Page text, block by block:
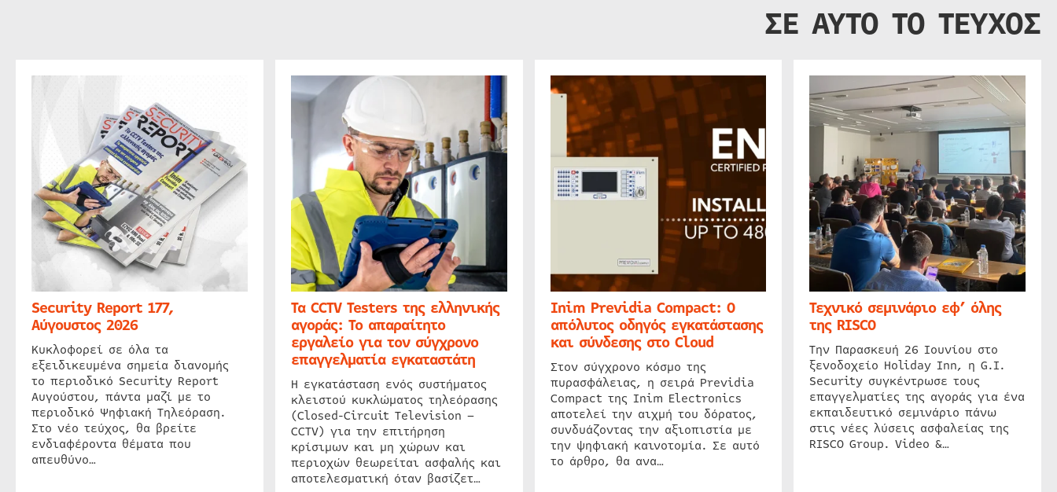
ΣΕ ΑΥΤΟ ΤΟ ΤΕΥΧΟΣ
Security Report 177,
Αύγουστος 2026
Κυκλοφορεί σε όλα τα
εξειδικευμένα σημεία διανομής
το περιοδικό Security Report
Αυγούστου, πάντα μαζί με το
περιοδικό Ψηφιακή Τηλεόραση.
Στο νέο τεύχος, θα βρείτε
ενδιαφέροντα θέματα που
απευθύνο…
Τα CCTV Testers της ελληνικής
αγοράς: Το απαραίτητο
εργαλείο για τον σύγχρονο
επαγγελματία εγκαταστάτη
Η εγκατάσταση ενός συστήματος
κλειστού κυκλώματος τηλεόρασης
(Closed-Circuit Television –
CCTV) για την επιτήρηση
κρίσιμων και μη χώρων και
περιοχών θεωρείται ασφαλής και
αποτελεσματική όταν βασίζετ…
Inim Previdia Compact: Ο
απόλυτος οδηγός εγκατάστασης
και σύνδεσης στο Cloud
Στον σύγχρονο κόσμο της
πυρασφάλειας, η σειρά Previdia
Compact της Inim Electronics
αποτελεί την αιχμή του δόρατος,
συνδυάζοντας την αξιοπιστία με
την ψηφιακή καινοτομία. Σε αυτό
το άρθρο, θα ανα…
Τεχνικό σεμινάριο εφ’ όλης
της RISCO
Την Παρασκευή 26 Ιουνίου στο
ξενοδοχείο Holiday Inn, η G.I.
Security συγκέντρωσε τους
επαγγελματίες της αγοράς για ένα
εκπαιδευτικό σεμινάριο πάνω
στις νέες λύσεις ασφαλείας της
RISCO Group. Video &…